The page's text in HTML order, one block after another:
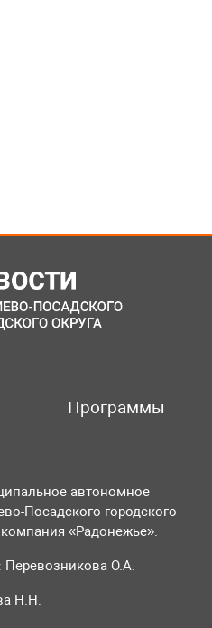
Программы
автономное
Посадского городского
«Радонежье».
Перевозникова О.А.
Н.Н.